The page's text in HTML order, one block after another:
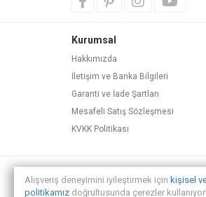
Kurumsal
Hakkımızda
İletişim ve Banka Bilgileri
Garanti ve İade Şartları
Mesafeli Satış Sözleşmesi
KVKK Politikası
© Copyright 2013 -
Alışveriş deneyimini iyileştirmek için kişisel
politikamız doğrultusunda çerezler